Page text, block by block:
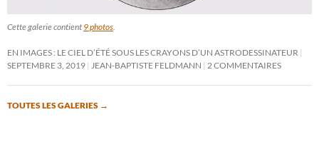
Cette galerie contient 9 photos
EN IMAGES : LE CIEL D’ÉTÉ SOUS LES CRAYONS D’UN ASTRODESSINATEUR
SEPTEMBRE 3, 2019
JEAN-BAPTISTE FELDMANN 2 COMMENTAIRES
TOUTES LES GALERIES →